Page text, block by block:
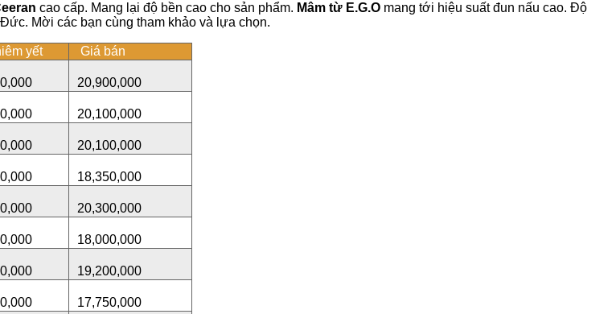
cao cấp. Mang lại độ bền cao cho sản phẩm. Mâm từ E.G.O mang tới hiệu suất đun nấu cao. Độ
Mời các bạn cùng tham khảo và lựa chọn.
yết
Giá bán
20,900,000
20,100,000
20,100,000
18,350,000
20,300,000
18,000,000
19,200,000
17,750,000